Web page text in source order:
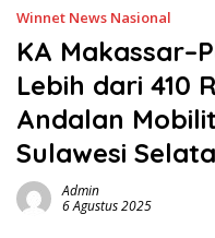
Winnet News Nasional
KA
Lebih dari 410
Andalan
Sulawesi
Admin
6 Agustus 2025